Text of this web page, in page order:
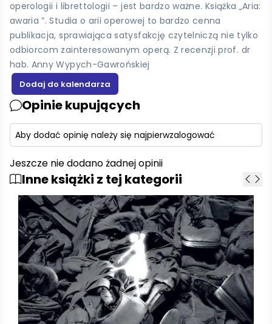
operologii i librettologii – jest bardzo ważne. Książka „Aria:
awaria ”. Studia o arii operowej to bardzo cenna
publikacja, sprawiająca satysfakcję czytelniczą nie tylko
odbiorcom zainteresowanym operą. Z recenzji prof. dr
hab. Anny Wypych-Gawrońskiej
Opinie kupujących
Aby dodać opinię należy się najpierwzalogować
Jeszcze nie dodano żadnej opinii
Inne książki z tej kategorii